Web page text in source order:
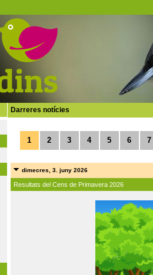
Darreres notícies
1 2 3 4 5 6 7
dimecres, 3. juny 2026
Resultats del Cens de Primavera 2026